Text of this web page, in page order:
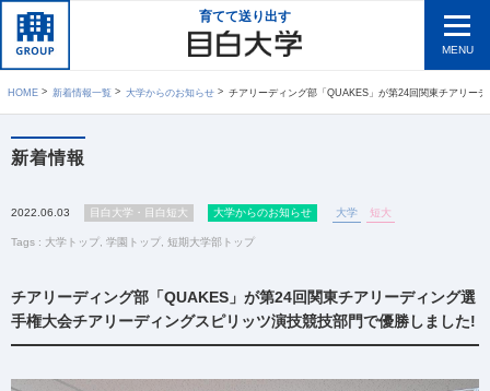
育てて送り出す
MENU
HOME 新着情報一覧 大学からのお知らせ チアリーディング部「QUAKES」が第24回関東チアリーディング選手権大会チアリーディングスピリッツ演技競技部
新着情報
2022.06.03 目白大学・目白短大 大学からのお知らせ 大学 短大
Tags : 大学トップ 学園トップ 短期大学部トップ
チアリーディング部「QUAKES」が第24回関東チアリーディング選
手権大会チアリーディングスピリッツ演技競技部門で優勝しました!